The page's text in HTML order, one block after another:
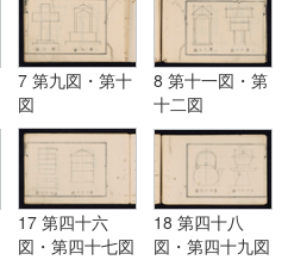
7 第九図・第十
図
8 第十一図・第
十二図
17 第四十六
図・第四十七図
18 第四十八
図・第四十九図